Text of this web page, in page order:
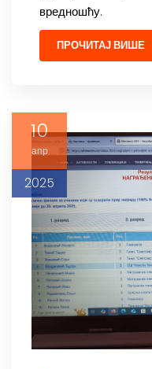
вредношћу.
ПРОЧИТАЈ ВИШЕ
10
апр
2025